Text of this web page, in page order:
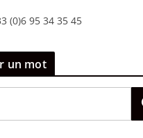
(0)6 95 34 35 45
un mot